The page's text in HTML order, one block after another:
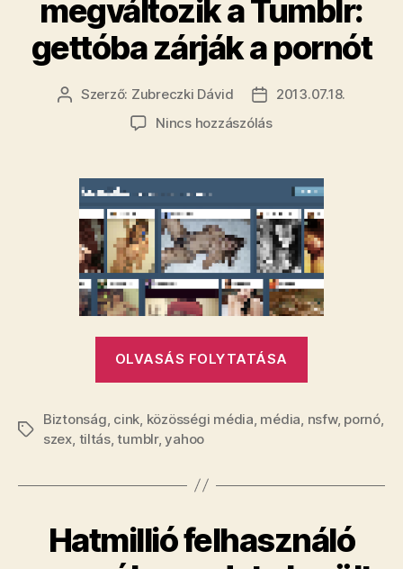
megváltozik a Tumblr:
gettóba zárják a pornót
Bejegyzés
Szerző: Zubreczki Dávid
Bejegyzés
dátuma
2013.07.18.
Nincs hozzászólása(z)
a
Tumblr:
gettóba
zárják
a
pornót
bejegyzéshez
OLVASÁS FOLYTATÁSA
Tumblr:
Címkék
Biztonság cink közösségi média média nsfw, pornó,
szex tiltás,tumblr,yahoo
Hatmillió felhasználó